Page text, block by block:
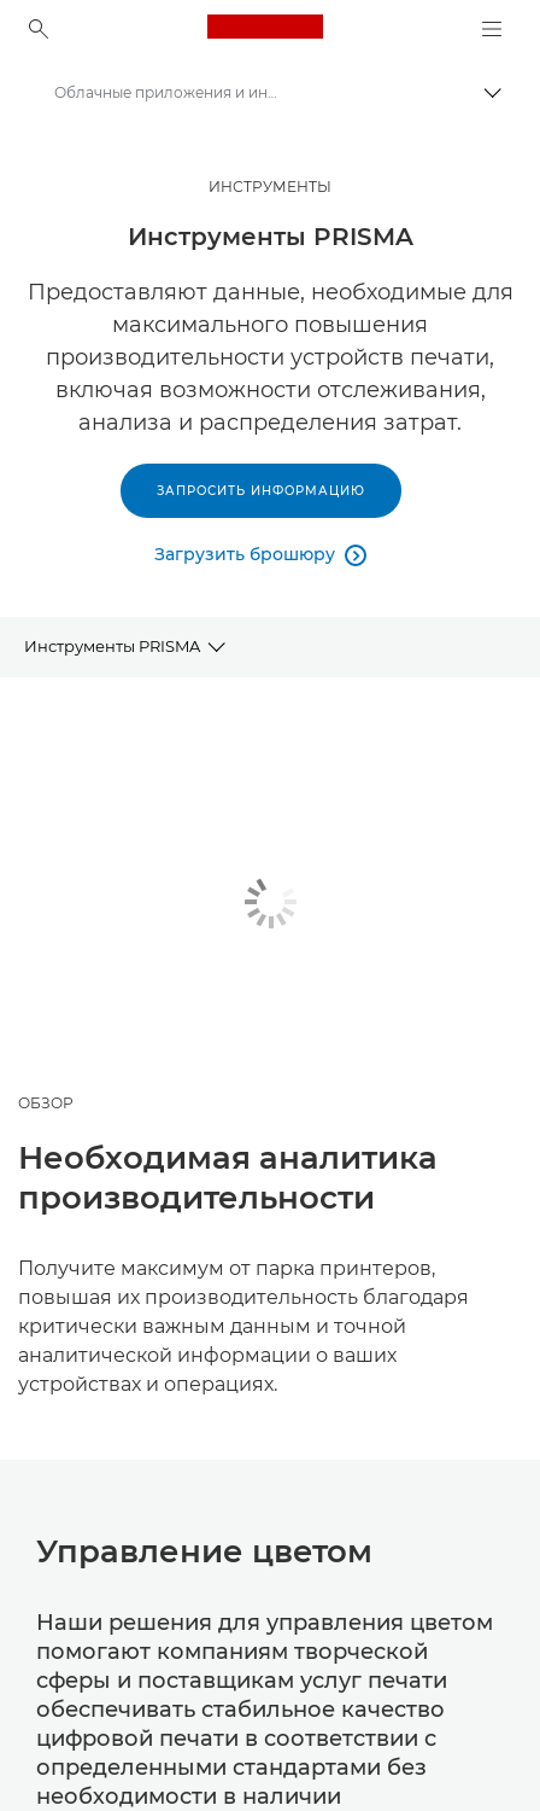
Canon Logo, back to
Продукты и решения для бизнеса
Облачные приложения и инструменты Canon PRISMA
ИНСТРУМЕНТЫ
Инструменты PRISMA
Предоставляют данные, необходимые для
максимального повышения
производительности устройств печати,
включая возможности отслеживания,
анализа и распределения затрат.
ЗАПРОСИТЬ ИНФОРМАЦИЮ
Загрузить брошюру 
Инструменты PRISMA
ОБЗОР
Необходимая аналитика
производительности
Получите максимум от парка принтеров,
повышая их производительность благодаря
критически важным данным и точной
аналитической информации о ваших
устройствах и операциях.
Управление цветом
Наши решения для управления цветом
помогают компаниям творческой
сферы и поставщикам услуг печати
обеспечивать стабильное качество
цифровой печати в соответствии с
определенными стандартами без
необходимости в наличии